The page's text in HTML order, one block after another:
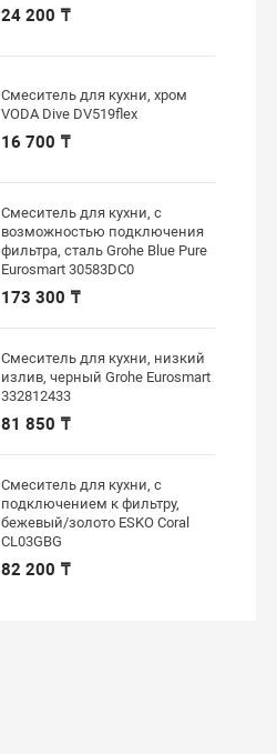
24 200 ₸
Смеситель для кухни, хром
VODA Dive DV519flex
16 700 ₸
Смеситель для кухни, с
возможностью подключения
фильтра, сталь Grohe Blue Pure
Eurosmart 30583DC0
173 300 ₸
Смеситель для кухни, низкий
излив, черный Grohe Eurosmart
332812433
81 850 ₸
Смеситель для кухни, с
подключением к фильтру,
бежевый/золото ESKO Coral
CL03GBG
82 200 ₸